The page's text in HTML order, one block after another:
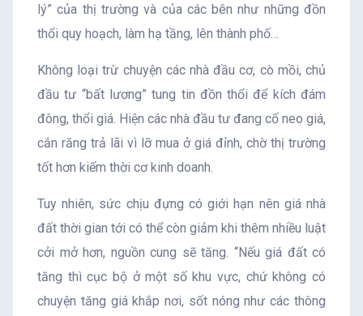
lý” của thị trường và của các bên như những đồn
thổi quy hoạch, làm hạ tầng, lên thành phố…
Không loại trừ chuyện các nhà đầu cơ, cò mồi, chủ
đầu tư “bất lương” tung tin đồn thổi để kích đám
đông, thổi giá. Hiện các nhà đầu tư đang cố neo giá,
cắn răng trả lãi vì lỡ mua ở giá đỉnh, chờ thị trường
tốt hơn kiếm thời cơ kinh doanh.
Tuy nhiên, sức chịu đựng có giới hạn nên giá nhà
đất thời gian tới có thể còn giảm khi thêm nhiều luật
cởi mở hơn, nguồn cung sẽ tăng. “Nếu giá đất có
tăng thì cục bộ ở một số khu vực, chứ không có
chuyện tăng giá khắp nơi, sốt nóng như các thông